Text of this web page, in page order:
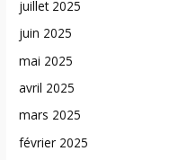
juillet 2025
juin 2025
mai 2025
avril 2025
mars 2025
février 2025